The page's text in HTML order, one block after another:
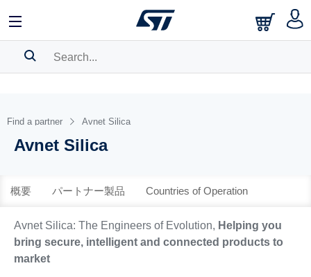
BOOKMARK
Pleaselog into show your saved searches.
English
Find a partner Avnet Silica
Avnet Silica
概要 パートナー製品 Countries of Operation
Avnet Silica: The Engineers of Evolution, Helping you
bring secure, intelligent and connected products to
market